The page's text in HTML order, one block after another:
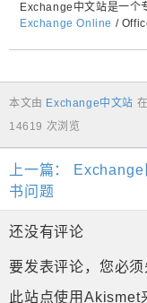
Exchange中文站是一
Exchange Online /
本文由 Exchange中文站 在
14619 次浏览
上一篇：
书问题
还没有评论
要发表评论，您必
此站点使用Akismet